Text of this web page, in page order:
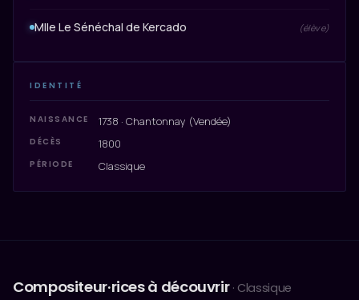
Mlle Le Sénéchal de Kercado (élève)
IDENTITÉ
NAISSANCE 1738 · Chantonnay (Vendée)
DÉCÈS 1800
PÉRIODE Classique
Compositeur·rices à découvrir · Classique